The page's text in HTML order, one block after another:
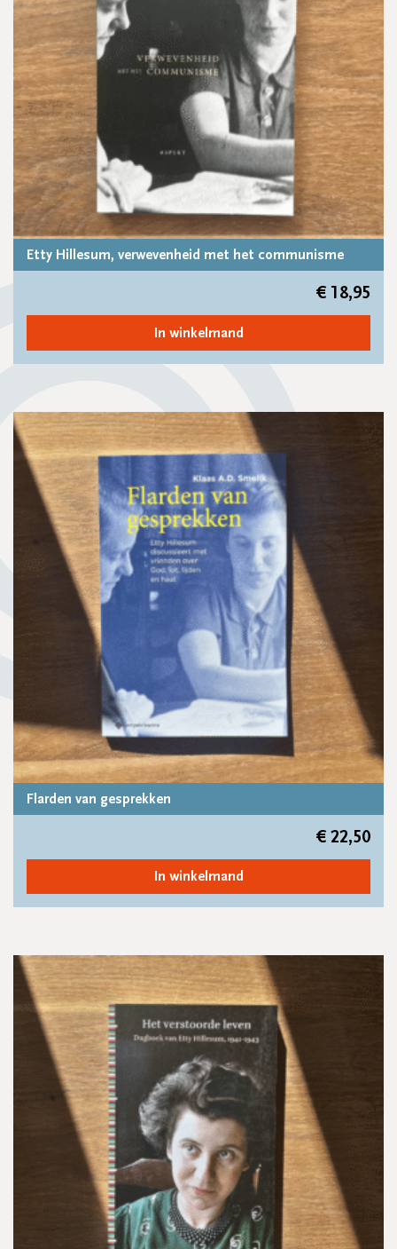
Etty Hillesum, verwevenheid met het communisme
€ 18,95
In winkelmand
Flarden van gesprekken
€ 22,50
In winkelmand